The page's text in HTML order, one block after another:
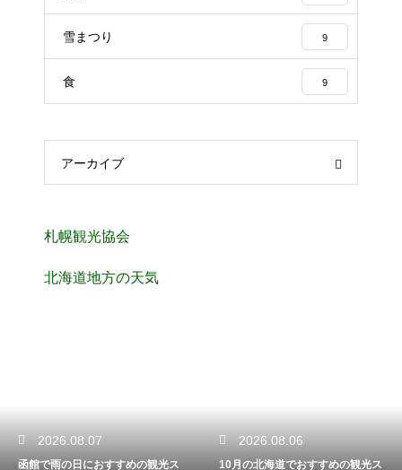
雪まつり 9
食 9
アーカイブ
札幌観光協会
北海道地方の天気
2026.08.07
函館で雨の日におすすめの観光ス
2026.08.06
10月の北海道でおすすめの観光ス